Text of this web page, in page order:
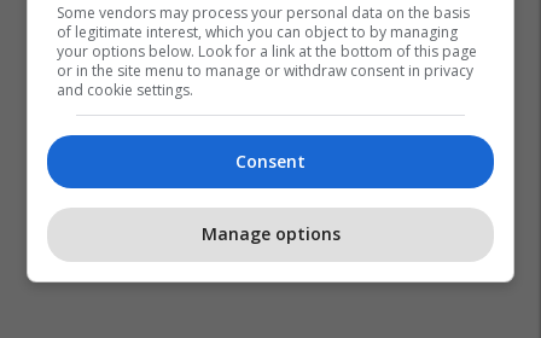
Some vendors may process your personal data on the basis
of legitimate interest, which you can object to by managing
your options below. Look for a link at the bottom of this page
or in the site menu to manage or withdraw consent in privacy
and cookie settings.
Consent
Manage options